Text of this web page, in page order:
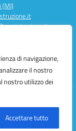
di navigazione,
il nostro
nostro utilizzo dei
Accettare tutto
(MI)